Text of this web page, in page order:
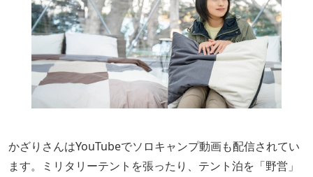
かざりさんはYouTubeでソロキャンプ動画も配信されてい
ます。ミリタリーテントを張ったり、テント泊を「野営」